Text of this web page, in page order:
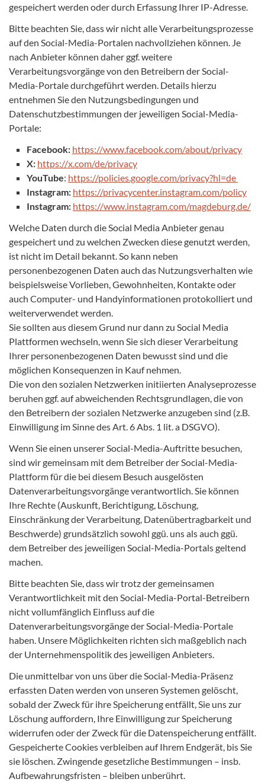
gespeichert werden oder durch Erfassung Ihrer IP-Adresse.
Bitte beachten Sie, dass wir nicht alle Verarbeitungsprozesse
auf den Social-Media-Portalen nachvollziehen können. Je
nach Anbieter können daher ggf. weitere
Verarbeitungsvorgänge von den Betreibern der Social-
Media-Portale durchgeführt werden. Details hierzu
entnehmen Sie den Nutzungsbedingungen und
Datenschutzbestimmungen der jeweiligen Social-Media-
Portale:
Facebook: https://www.facebook.com/about/privacy
X: https://x.com/de/privacy
YouTube: https://policies.google.com/privacy?hl=de
Instagram: https://privacycenter.instagram.com/policy
Instagram: https://www.instagram.com/magdeburg.de/
Welche Daten durch die Social Media Anbieter genau
gespeichert und zu welchen Zwecken diese genutzt werden,
ist nicht im Detail bekannt. So kann neben
personenbezogenen Daten auch das Nutzungsverhalten wie
beispielsweise Vorlieben, Gewohnheiten, Kontakte oder
auch Computer- und Handyinformationen protokolliert und
weiterverwendet werden.
Sie sollten aus diesem Grund nur dann zu Social Media
Plattformen wechseln, wenn Sie sich dieser Verarbeitung
Ihrer personenbezogenen Daten bewusst sind und die
möglichen Konsequenzen in Kauf nehmen.
Die von den sozialen Netzwerken initiierten Analyseprozesse
beruhen ggf. auf abweichenden Rechtsgrundlagen, die von
den Betreibern der sozialen Netzwerke anzugeben sind (z.B.
Einwilligung im Sinne des Art. 6 Abs. 1 lit. a DSGVO).
Wenn Sie einen unserer Social-Media-Auftritte besuchen,
sind wir gemeinsam mit dem Betreiber der Social-Media-
Plattform für die bei diesem Besuch ausgelösten
Datenverarbeitungsvorgänge verantwortlich. Sie können
Ihre Rechte (Auskunft, Berichtigung, Löschung,
Einschränkung der Verarbeitung, Datenübertragbarkeit und
Beschwerde) grundsätzlich sowohl ggü. uns als auch ggü.
dem Betreiber des jeweiligen Social-Media-Portals geltend
machen.
Bitte beachten Sie, dass wir trotz der gemeinsamen
Verantwortlichkeit mit den Social-Media-Portal-Betreibern
nicht vollumfänglich Einfluss auf die
Datenverarbeitungsvorgänge der Social-Media-Portale
haben. Unsere Möglichkeiten richten sich maßgeblich nach
der Unternehmenspolitik des jeweiligen Anbieters.
Die unmittelbar von uns über die Social-Media-Präsenz
erfassten Daten werden von unseren Systemen gelöscht,
sobald der Zweck für ihre Speicherung entfällt, Sie uns zur
Löschung auffordern, Ihre Einwilligung zur Speicherung
widerrufen oder der Zweck für die Datenspeicherung entfällt.
Gespeicherte Cookies verbleiben auf Ihrem Endgerät, bis Sie
sie löschen. Zwingende gesetzliche Bestimmungen – insb.
Aufbewahrungsfristen – bleiben unberührt.